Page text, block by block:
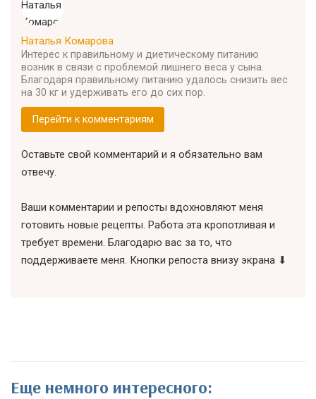
Наталья Комарова
Интерес к правильному и диетическому питанию
возник в связи с проблемой лишнего веса у сына.
Благодаря правильному питанию удалось снизить вес
на 30 кг и удерживать его до сих пор.
Перейти к комментариям
Оставьте свой комментарий и я обязательно вам
отвечу.
Ваши комментарии и репосты вдохновляют меня
готовить новые рецепты. Работа эта кропотливая и
требует времени. Благодарю вас за то, что
поддерживаете меня. Кнопки репоста внизу экрана ⬇
Еще немного интересного: